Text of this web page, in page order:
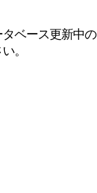
ベース更新中の
。